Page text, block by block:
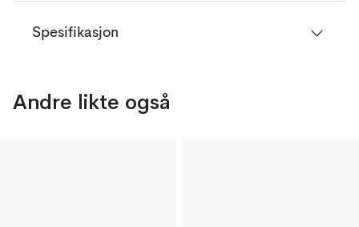
Spesifikasjon
Andre likte også